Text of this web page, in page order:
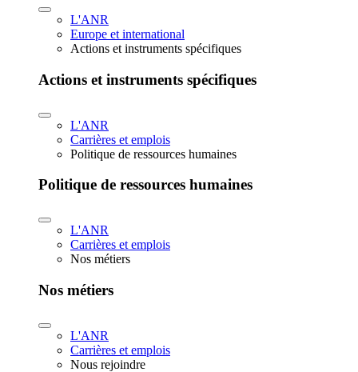
L'ANR
Europe et international
Actions et instruments spécifiques
Actions et instruments spécifiques
L'ANR
Carrières et emplois
Politique de ressources humaines
Politique de ressources humaines
L'ANR
Carrières et emplois
Nos métiers
Nos métiers
L'ANR
Carrières et emplois
Nous rejoindre